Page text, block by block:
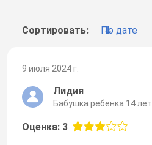
Сортировать: По дате
9 июля 2024 г.
Лидия
Бабушка ребенка 14 лет
Оценка: 3